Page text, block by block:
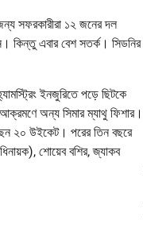
সফরকারীরা ১২ জনের দল
কিন্তু এবার বেশ সতর্ক। সিডনির
ইনজুরিতে পড়ে ছিটকে
অন্য সিমার ম্যাথু ফিশার।
২০ উইকেট। পরের তিন বছরে
শোয়েব বশির, জ্যাকব